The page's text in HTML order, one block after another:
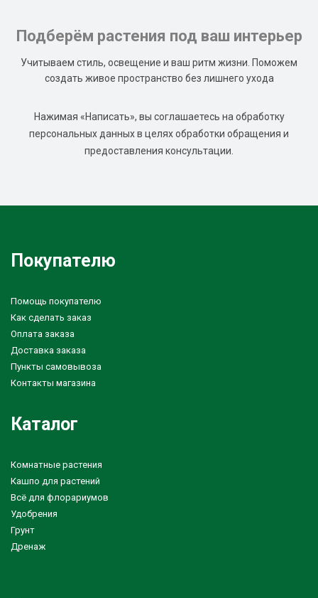
Подберём растения под ваш интерьер
Учитываем стиль, освещение и ваш ритм жизни. Поможем
создать живое пространство без лишнего ухода
Нажимая «Написать», вы соглашаетесь на обработку
персональных данных в целях обработки обращения и
предоставления консультации.
Покупателю
Помощь покупателю
Как сделать заказ
Оплата заказа
Доставка заказа
Пункты самовывоза
Контакты магазина
Каталог
Комнатные растения
Кашпо для растений
Всё для флорариумов
Удобрения
Грунт
Дренаж